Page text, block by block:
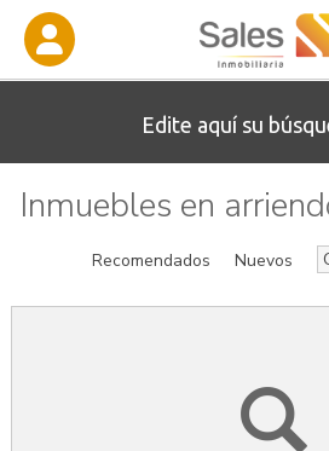
Edite aquí su
Inmuebles en
Recomendados Nuevos